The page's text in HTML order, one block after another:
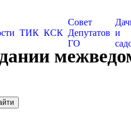
ТИК КСК
Совет
Депутатов
ГО
и